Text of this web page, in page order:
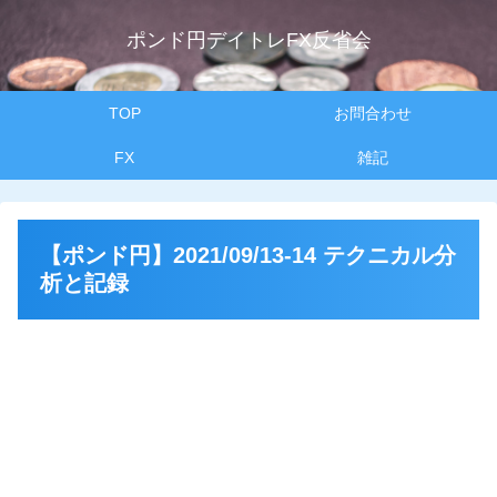
ポンド円デイトレFX反省会
TOP お問合わせ
FX 雑記
【ポンド円】2021/09/13-14 テクニカル分
析と記録